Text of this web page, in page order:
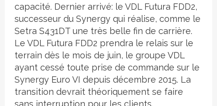
capacité. Dernier arrivé: le VDL Futura FDD2,
successeur du Synergy qui réalise, comme le
Setra S431DT une très belle fin de carrière.
Le VDL Futura FDD2 prendra le relais sur le
terrain dès le mois de juin, le groupe VDL
ayant cessé toute prise de commande sur le
Synergy Euro VI depuis décembre 2015. La
transition devrait théoriquement se faire
sans interruption pour les clients.